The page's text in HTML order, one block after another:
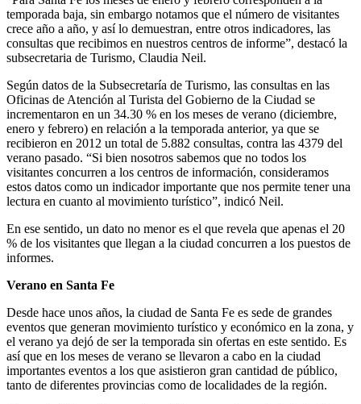
temporada baja, sin embargo notamos que el número de visitantes
crece año a año, y así lo demuestran, entre otros indicadores, las
consultas que recibimos en nuestros centros de informe”, destacó la
subsecretaria de Turismo, Claudia Neil.
Según datos de la Subsecretaría de Turismo, las consultas en las
Oficinas de Atención al Turista del Gobierno de la Ciudad se
incrementaron en un 34.30 % en los meses de verano (diciembre,
enero y febrero) en relación a la temporada anterior, ya que se
recibieron en 2012 un total de 5.882 consultas, contra las 4379 del
verano pasado. “Si bien nosotros sabemos que no todos los
visitantes concurren a los centros de información, consideramos
estos datos como un indicador importante que nos permite tener una
lectura en cuanto al movimiento turístico”, indicó Neil.
En ese sentido, un dato no menor es el que revela que apenas el 20
% de los visitantes que llegan a la ciudad concurren a los puestos de
informes.
Verano en Santa Fe
Desde hace unos años, la ciudad de Santa Fe es sede de grandes
eventos que generan movimiento turístico y económico en la zona, y
el verano ya dejó de ser la temporada sin ofertas en este sentido. Es
así que en los meses de verano se llevaron a cabo en la ciudad
importantes eventos a los que asistieron gran cantidad de público,
tanto de diferentes provincias como de localidades de la región.